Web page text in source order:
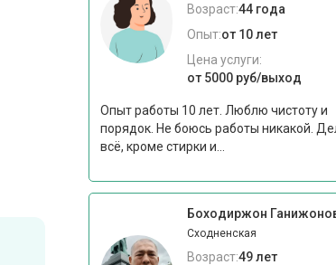
Возраст:44 года
Опыт:от 10 лет
Цена услуги:
от 5000 руб/выход
Опыт работы 10 лет. Люблю чистоту и
порядок. Не боюсь работы никакой.
всё, кроме стирки и...
Боходиржон
Сходненская
Возраст:49 лет